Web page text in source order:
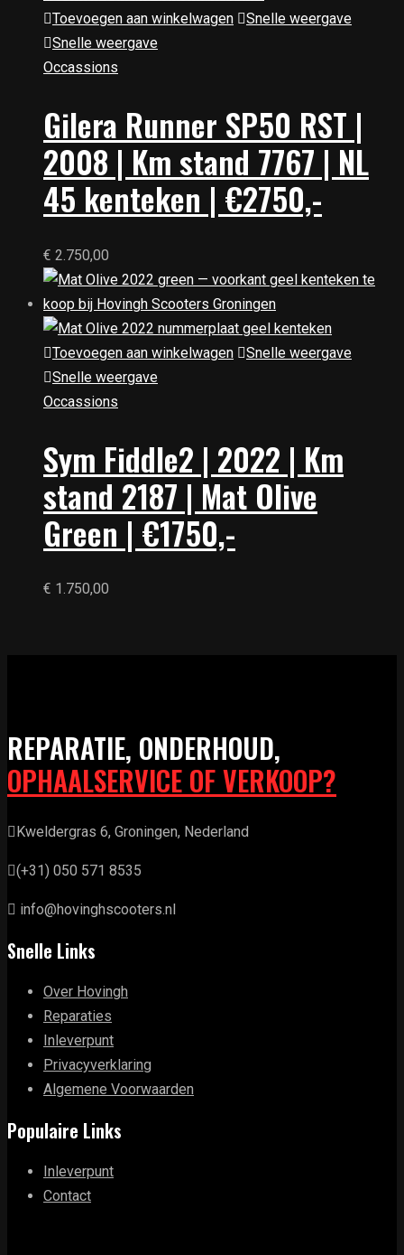
Toevoegen aan winkelwagen
Snelle weergave
Snelle weergave
Occassions
Gilera Runner SP50 RST |
2008 | Km stand 7767 | NL
45 kenteken | €2750,-
€ 2.750,00
Toevoegen aan winkelwagen
Snelle weergave
Snelle weergave
Occassions
Sym Fiddle2 | 2022 | Km
stand 2187 | Mat Olive
Green | €1750,-
€ 1.750,00
REPARATIE, ONDERHOUD,
OPHAALSERVICE OF VERKOOP?
Kweldergras 6, Groningen, Nederland
(+31) 050 571 8535
info@hovinghscooters.nl
Snelle Links
Over Hovingh
Reparaties
Inleverpunt
Privacyverklaring
Algemene Voorwaarden
Populaire Links
Inleverpunt
Contact